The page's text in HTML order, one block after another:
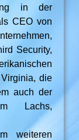
in der
CEO von
Security,
die
auch der
Lachs,
weiteren